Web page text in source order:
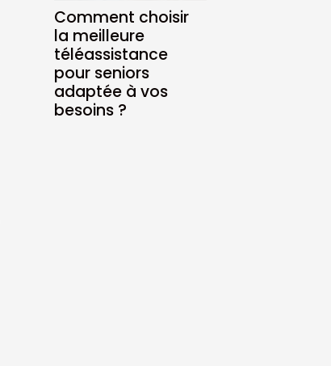
Comment choisir
la meilleure
téléassistance
pour seniors
adaptée à vos
besoins ?